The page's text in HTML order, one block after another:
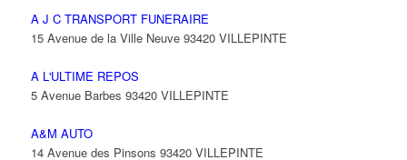
A J C TRANSPORT FUNERAIRE
15 Avenue de la Ville Neuve 93420 VILLEPINTE
A L'ULTIME REPOS
5 Avenue Barbes 93420 VILLEPINTE
A&M AUTO
14 Avenue des Pinsons 93420 VILLEPINTE